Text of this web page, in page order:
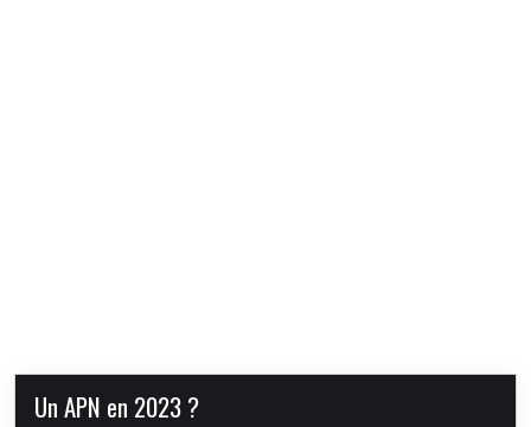
Un APN en 2023 ?